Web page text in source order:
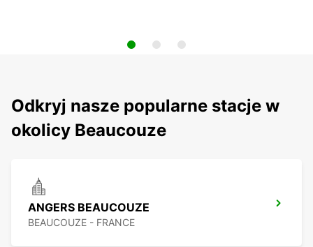
Odkryj nasze popularne stacje w
okolicy Beaucouze
ANGERS BEAUCOUZE
BEAUCOUZE - FRANCE